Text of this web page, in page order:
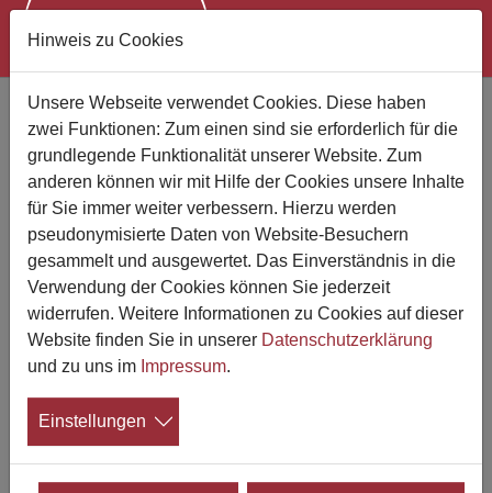
Das vierstufige
Trauerversorgungsmodell
Neuer Basistext zum Thema
Trauerversorgung im Aeternitas-Trauerportal
19.09.2023
Die Herausforderungen, Bedürfnisse und
Bedarfe von trauernden Menschen sind
sehr unterschiedlich. Trauernden stehen
zur Verfügung. Ein vierstufiges Trauerversorgungsmodell
Mehr darüber im TextVierstufige Trauerversorgung.
Hinweis zu Cookies
Unsere Webseite verwendet Cookies. Diese haben
zwei Funktionen: Zum einen sind sie erforderlich für die
grundlegende Funktionalität unserer Website. Zum
anderen können wir mit Hilfe der Cookies unsere Inhalte
für Sie immer weiter verbessern. Hierzu werden
pseudonymisierte Daten von Website-Besuchern
gesammelt und ausgewertet. Das Einverständnis in die
Verwendung der Cookies können Sie jederzeit
widerrufen. Weitere Informationen zu Cookies auf dieser
Website finden Sie in unserer Datenschutzerklärung
und zu uns im Impressum.
Einstellungen